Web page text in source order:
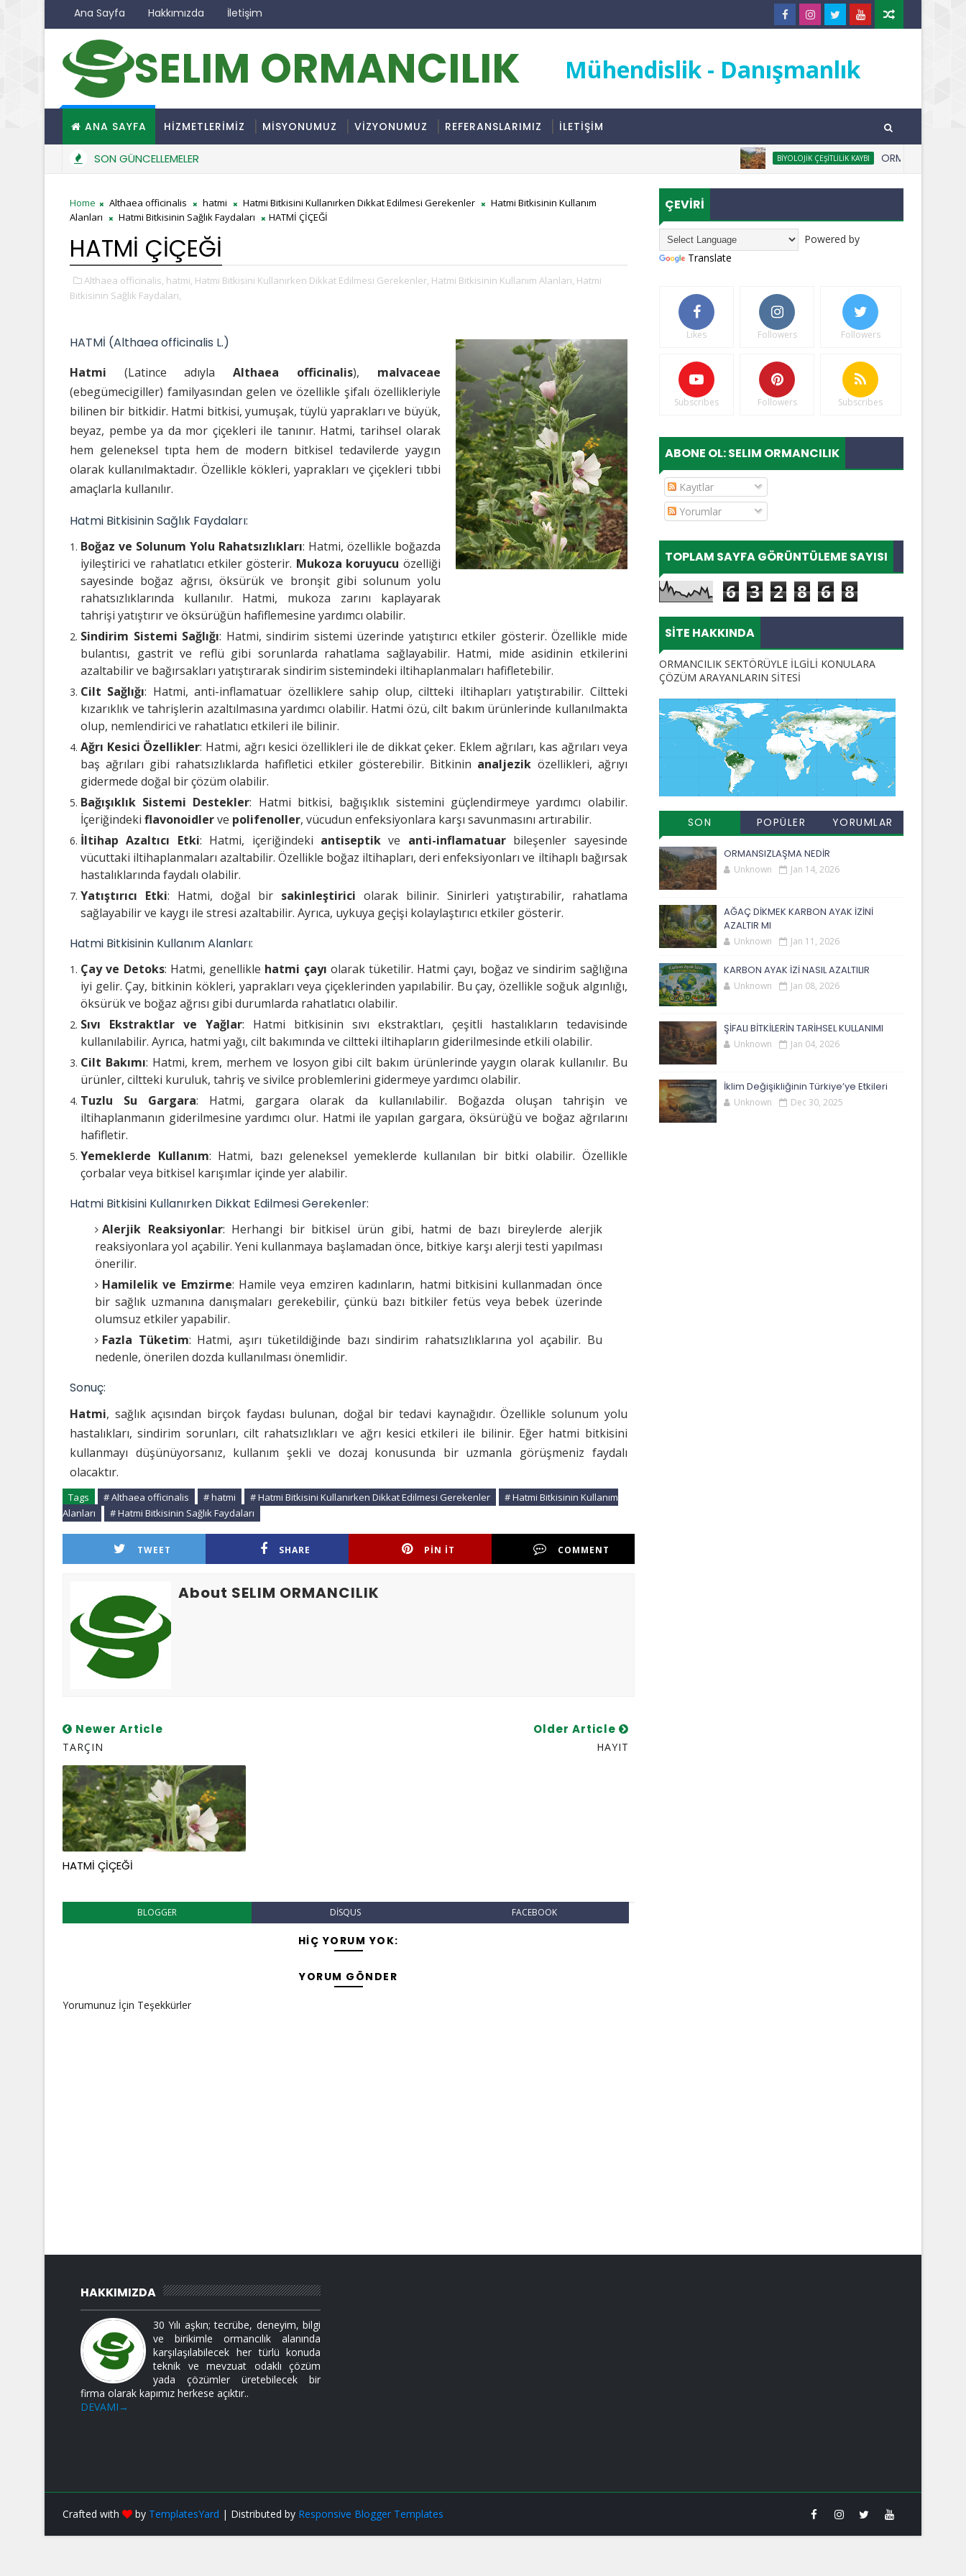
Ana Sayfa Hakkımızda İletişim
SELIM ORMANCILIK Mühendislik - Danışmanlık
ANA SAYFA HİZMETLERİMİZ MİSYONUMUZ VİZYONUMUZ REFERANSLARIMIZ İLETİŞİM
SON GÜNCELLEMELER BIYOLOJIK ÇEŞITLILIK KAYBI ORMANSIZLAŞMA NEDİR
Home Althaea officinalis hatmi Hatmi Bitkisini Kullanırken Dikkat Edilmesi Gerekenler
Hatmi Bitkisinin Kullanım
Alanları
Hatmi Bitkisinin Sağlık Faydaları HATMİ ÇİÇEĞİ
HATMİ ÇİÇEĞİ
Althaea officinalis, hatmi, Hatmi Bitkisini Kullanırken Dikkat Edilmesi Gerekenler, Hatmi Bitkisinin Kullanım Alanları, Hatmi
Bitkisinin Sağlık Faydaları,
HATMİ (Althaea officinalis L.)
Hatmi (Latince adıylaAlthaea officinalis), malvaceae
(ebegümecigiller) familyasından gelen ve özellikle şifalı özellikleriyle
bilinen bir bitkidir. Hatmi bitkisi, yumuşak, tüylü yaprakları ve büyük,
beyaz, pembe ya da mor çiçekleri ile tanınır. Hatmi, tarihsel olarak
hem geleneksel tıpta hem de modern bitkisel tedavilerde yaygın
olarak kullanılmaktadır. Özellikle kökleri, yaprakları ve çiçekleri tıbbi
amaçlarla kullanılır.
Hatmi Bitkisinin Sağlık Faydaları:
Boğaz ve Solunum Yolu Rahatsızlıkları: Hatmi, özellikle boğazda
iyileştirici ve rahatlatıcı etkiler gösterir. Mukoza koruyucu özelliği
sayesinde boğaz ağrısı, öksürük ve bronşit gibi solunum yolu
rahatsızlıklarında kullanılır. Hatmi, mukoza zarını kaplayarak
tahrişi yatıştırır ve öksürüğün hafiflemesine yardımcı olabilir.
Sindirim Sistemi Sağlığı: Hatmi, sindirim sistemi üzerinde yatıştırıcı etkiler gösterir. Özellikle mide
bulantısı, gastrit ve reflü gibi sorunlarda rahatlama sağlayabilir. Hatmi, mide asidinin etkilerini
azaltabilir ve bağırsakları yatıştırarak sindirim sistemindeki iltihaplanmaları hafifletebilir.
Cilt Sağlığı: Hatmi, anti-inflamatuar özelliklere sahip olup, ciltteki iltihapları yatıştırabilir. Ciltteki
kızarıklık ve tahrişlerin azaltılmasına yardımcı olabilir. Hatmi özü, cilt bakım ürünlerinde kullanılmakta
olup, nemlendirici ve rahatlatıcı etkileri ile bilinir.
Ağrı Kesici Özellikler: Hatmi, ağrı kesici özellikleri ile de dikkat çeker. Eklem ağrıları, kas ağrıları veya
baş ağrıları gibi rahatsızlıklarda hafifletici etkiler gösterebilir. Bitkinin analjezik özellikleri, ağrıyı
gidermede doğal bir çözüm olabilir.
Bağışıklık Sistemi Destekler: Hatmi bitkisi, bağışıklık sistemini güçlendirmeye yardımcı olabilir.
İçeriğindeki flavonoidlerve polifenoller, vücudun enfeksiyonlara karşı savunmasını artırabilir.
İltihap Azaltıcı Etki: Hatmi, içeriğindeki antiseptik ve anti-inflamatuarbileşenler sayesinde
vücuttaki iltihaplanmaları azaltabilir. Özellikle boğaz iltihapları, deri enfeksiyonları ve iltihaplı bağırsak
hastalıklarında faydalı olabilir.
Yatıştırıcı Etki: Hatmi, doğal bir sakinleştirici olarak bilinir. Sinirleri yatıştırabilir, rahatlama
sağlayabilir ve kaygı ile stresi azaltabilir. Ayrıca, uykuya geçişi kolaylaştırıcı etkiler gösterir.
Hatmi Bitkisinin Kullanım Alanları:
Çay ve Detoks: Hatmi, genellikle hatmi çayı olarak tüketilir. Hatmi çayı, boğaz ve sindirim sağlığına
iyi gelir. Çay, bitkinin kökleri, yaprakları veya çiçeklerinden yapılabilir. Bu çay, özellikle soğuk algınlığı,
öksürük ve boğaz ağrısı gibi durumlarda rahatlatıcı olabilir.
Sıvı Ekstraktlar ve Yağlar: Hatmi bitkisinin sıvı ekstraktları, çeşitli hastalıkların tedavisinde
kullanılabilir. Ayrıca, hatmi yağı, cilt bakımında ve ciltteki iltihapların giderilmesinde etkili olabilir.
Cilt Bakımı: Hatmi, krem, merhem ve losyon gibi cilt bakım ürünlerinde yaygın olarak kullanılır. Bu
ürünler, ciltteki kuruluk, tahriş ve sivilce problemlerini gidermeye yardımcı olabilir.
Tuzlu Su Gargara: Hatmi, gargara olarak da kullanılabilir. Boğazda oluşan tahrişin ve
iltihaplanmanın giderilmesine yardımcı olur. Hatmi ile yapılan gargara, öksürüğü ve boğaz ağrılarını
hafifletir.
Yemeklerde Kullanım: Hatmi, bazı geleneksel yemeklerde kullanılan bir bitki olabilir. Özellikle
çorbalar veya bitkisel karışımlar içinde yer alabilir.
Hatmi Bitkisini Kullanırken Dikkat Edilmesi Gerekenler:
Alerjik Reaksiyonlar: Herhangi bir bitkisel ürün gibi, hatmi de bazı bireylerde alerjik
reaksiyonlara yol açabilir. Yeni kullanmaya başlamadan önce, bitkiye karşı alerji testi yapılması
önerilir.
Hamilelik ve Emzirme: Hamile veya emziren kadınların, hatmi bitkisini kullanmadan önce
bir sağlık uzmanına danışmaları gerekebilir, çünkü bazı bitkiler fetüs veya bebek üzerinde
olumsuz etkiler yapabilir.
Fazla Tüketim: Hatmi, aşırı tüketildiğinde bazı sindirim rahatsızlıklarına yol açabilir. Bu
nedenle, önerilen dozda kullanılması önemlidir.
Sonuç:
Hatmi, sağlık açısından birçok faydası bulunan, doğal bir tedavi kaynağıdır. Özellikle solunum yolu
hastalıkları, sindirim sorunları, cilt rahatsızlıkları ve ağrı kesici etkileri ile bilinir. Eğer hatmi bitkisini
kullanmayı düşünüyorsanız, kullanım şekli ve dozaj konusunda bir uzmanla görüşmeniz faydalı
olacaktır.
Tags # Althaea officinalis # hatmi # Hatmi Bitkisini Kullanırken Dikkat Edilmesi Gerekenler
# Hatmi Bitkisinin Kullanım
Alanları
# Hatmi Bitkisinin Sağlık Faydaları
TWEET SHARE PIN IT COMMENT
About SELIM ORMANCILIK
Newer Article
TARÇIN
Older Article
HAYIT
HATMİ ÇİÇEĞİ
BLOGGER DISQUS FACEBOOK
HIÇ YORUM YOK:
YORUM GÖNDER
Yorumunuz İçin Teşekkürler
ÇEVİRİ
Powered by
Translate
Likes Followers Followers
Subscribes Followers Subscribes
ABONE OL: SELIM ORMANCILIK
Kayıtlar
Yorumlar
TOPLAM SAYFA GÖRÜNTÜLEME SAYISI
6 3 2 8 6 8
SITE HAKKINDA
ORMANCILIK SEKTÖRÜYLE İLGİLİ KONULARA
ÇÖZÜM ARAYANLARIN SİTESİ
SON
EKLENENLER
POPÜLER
YORUMLAR
ORMANSIZLAŞMA NEDİR
Unknown Jan 14, 2026
AĞAÇ DİKMEK KARBON AYAK İZİNİ
AZALTIR MI
Unknown Jan 11, 2026
KARBON AYAK İZİ NASIL AZALTILIR
Unknown Jan 08, 2026
ŞİFALI BİTKİLERİN TARİHSEL KULLANIMI
Unknown Jan 04, 2026
İklim Değişikliğinin Türkiye’ye Etkileri
Unknown Dec 30, 2025
HAKKIMIZDA
30 Yılı aşkın; tecrübe, deneyim, bilgi
ve birikimle ormancılık alanında
karşılaşılabilecek her türlü konuda
teknik ve mevzuat odaklı çözüm
yada çözümler üretebilecek bir
firma olarak kapımız herkese açıktır..
DEVAMI→
Crafted with by TemplatesYard | Distributed by Responsive Blogger Templates